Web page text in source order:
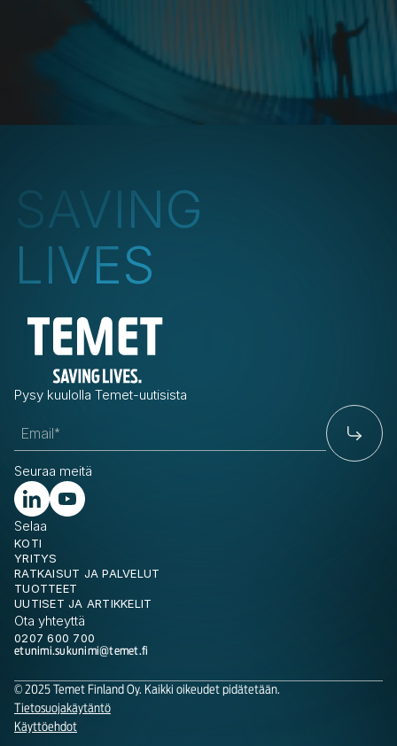
SAVING
LIVES
Pysy kuulolla Temet-uutisista
Seuraa meitä
Selaa
KOTI
YRITYS
RATKAISUT JA PALVELUT
TUOTTEET
UUTISET JA ARTIKKELIT
Ota yhteyttä
0207 600 700
etunimi.sukunimi@temet.fi
© 2025 Temet Finland Oy. Kaikki oikeudet pidätetään.
Tietosuojakäytäntö
Käyttöehdot